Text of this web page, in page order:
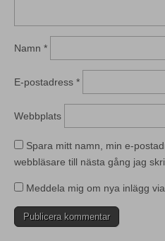
Namn *
E-postadress *
Webbplats
Spara mitt namn, min e-
webbläsare till nästa gång jag
Meddela mig om nya inlägg